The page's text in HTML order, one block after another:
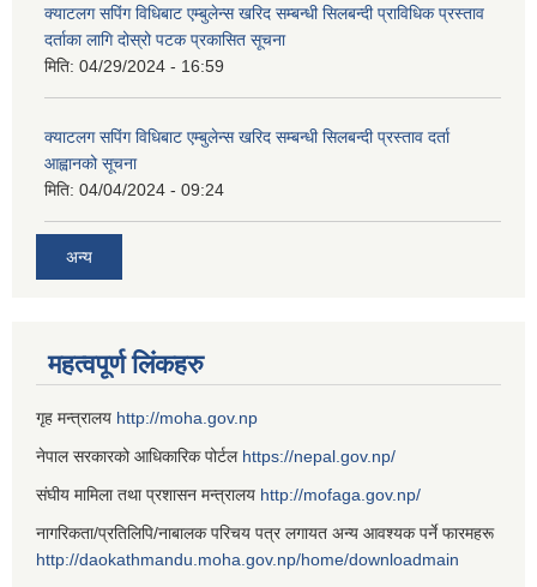
क्याटलग सपिंग विधिबाट एम्बुलेन्स खरिद सम्बन्धी सिलबन्दी प्राविधिक प्रस्ताव
दर्ताका लागि दोस्रो पटक प्रकासित सूचना
मिति: 04/29/2024 - 16:59
क्याटलग सपिंग विधिबाट एम्बुलेन्स खरिद सम्बन्धी सिलबन्दी प्रस्ताव दर्ता
आह्वानको सूचना
मिति: 04/04/2024 - 09:24
अन्य
महत्वपूर्ण लिंकहरु
गृह मन्त्रालय http://moha.gov.np
नेपाल सरकारको आधिकारिक पोर्टल https://nepal.gov.np/
संघीय मामिला तथा प्रशासन मन्त्रालय http://mofaga.gov.np/
नागरिकता/प्रतिलिपि/नाबालक परिचय पत्र लगायत अन्य आवश्यक पर्ने फारमहरू
http://daokathmandu.moha.gov.np/home/downloadmain